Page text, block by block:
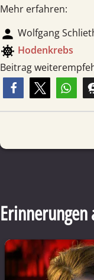
Mehr erfahren:
person Wolfgang
coronavirus Hoden­krebs
Beitrag